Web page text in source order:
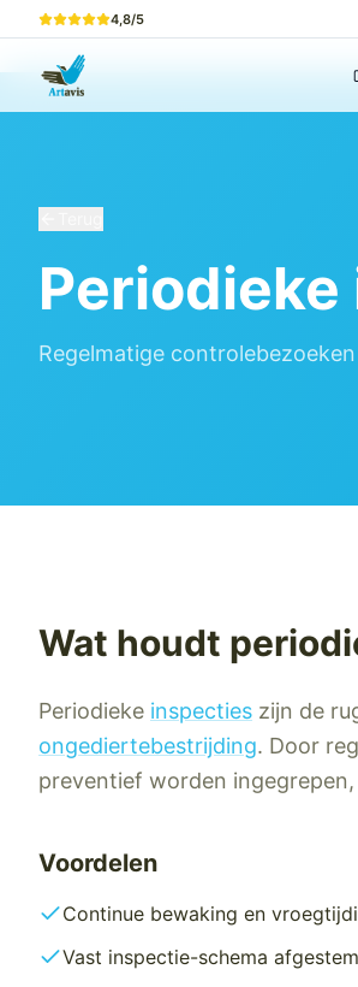
4,8/5
Regelmatige
Wat houdt
Periodieke inspecties zijn de
ongediertebestrijding. Door
preventief worden
Voordelen
Continue bewaking en
Vast inspectie-schema